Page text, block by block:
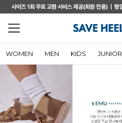
WOMEN MEN KIDS JUNIOR